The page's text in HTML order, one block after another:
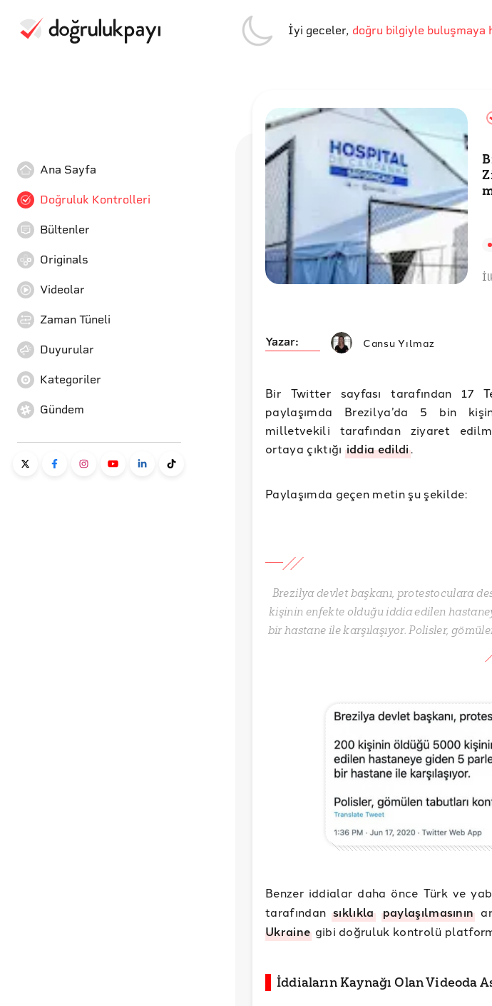
İyi geceler, doğru bilgiyle buluşmaya
Ana Sayfa
Doğruluk Kontrolleri
Bültenler
Originals
Videolar
Zaman Tüneli
Duyurular
Kategoriler
Gündem
Yazar: Cansu Yılmaz
Bir Twitter sayfası tarafından 17
paylaşımda Brezilya’da 5 bin
milletvekili tarafından ziyaret
ortaya çıktığı iddia edildi.
Paylaşımda geçen metin şu şekilde:
Brezilya devlet başkanı, protestoculara
kişinin enfekte olduğu iddia edilen
bir hastane ile karşılaşıyor. Polisler,
Benzer iddialar daha önce Türk ve
tarafındansıklıkla paylaşılmasının
Ukraine gibi doğruluk kontrolü
İddiaların Kaynağı Olan Videoda